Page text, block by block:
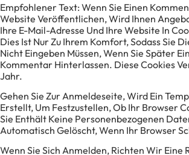
Empfohlener Text: Wenn Sie Einen
Website Veröffentlichen, Wird Ihnen
Ihre E-Mail-Adresse Und Ihre Website In
Dies Ist Nur Zu Ihrem Komfort, Sodass Sie
Nicht Eingeben Müssen, Wenn Sie Später
Kommentar Hinterlassen. Diese Cookies
Jahr.
Gehen Sie Zur Anmeldeseite, Wird Ein
Erstellt, Um Festzustellen, Ob Ihr Browser
Sie Enthält Keine Personenbezogenen
Automatisch Gelöscht, Wenn Ihr Browser
Wenn Sie Sich Anmelden, Richten Wir Eine